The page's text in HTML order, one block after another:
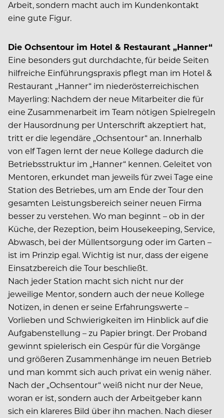
Arbeit, sondern macht auch im Kundenkontakt
eine gute Figur.
Die Ochsentour im Hotel & Restaurant „Hanner“
Eine besonders gut durchdachte, für beide Seiten
hilfreiche Einführungspraxis pflegt man im Hotel &
Restaurant „Hanner“ im niederösterreichischen
Mayerling: Nachdem der neue Mitarbeiter die für
eine Zusammenarbeit im Team nötigen Spielregeln
der Hausordnung per Unterschrift akzeptiert hat,
tritt er die legendäre „Ochsentour“ an. Innerhalb
von elf Tagen lernt der neue Kollege dadurch die
Betriebsstruktur im „Hanner“ kennen. Geleitet von
Mentoren, erkundet man jeweils für zwei Tage eine
Station des Betriebes, um am Ende der Tour den
gesamten Leistungsbereich seiner neuen Firma
besser zu verstehen. Wo man beginnt – ob in der
Küche, der Rezeption, beim Housekeeping, Service,
Abwasch, bei der Müllentsorgung oder im Garten –
ist im Prinzip egal. Wichtig ist nur, dass der eigene
Einsatzbereich die Tour beschließt.
Nach jeder Station macht sich nicht nur der
jeweilige Mentor, sondern auch der neue Kollege
Notizen, in denen er seine Erfahrungswerte –
Vorlieben und Schwierigkeiten im Hinblick auf die
Aufgabenstellung – zu Papier bringt. Der Proband
gewinnt spielerisch ein Gespür für die Vorgänge
und größeren Zusammenhänge im neuen Betrieb
und man kommt sich auch privat ein wenig näher.
Nach der „Ochsentour“ weiß nicht nur der Neue,
woran er ist, sondern auch der Arbeitgeber kann
sich ein klareres Bild über ihn machen. Nach dieser